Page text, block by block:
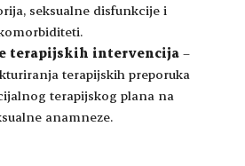
seksualne disfunkcije i
terapijskih intervencija –
terapijskih preporuka
terapijskog plana na
anamneze.